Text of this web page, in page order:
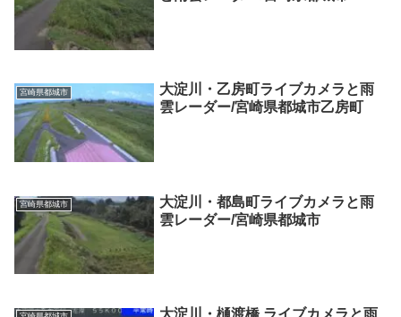
宮崎県都城市
大淀川・乙房町ライブカメラと雨
雲レーダー/宮崎県都城市乙房町
宮崎県都城市
大淀川・都島町ライブカメラと雨
雲レーダー/宮崎県都城市
大淀川・樋渡橋 ライブカメラと雨